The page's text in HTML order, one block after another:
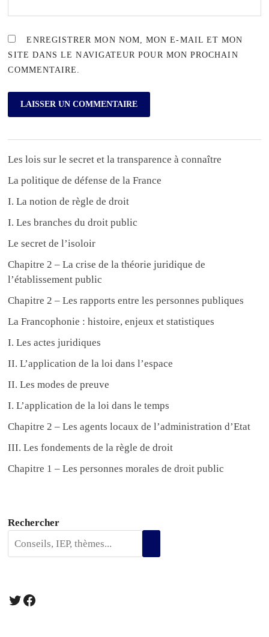
ENREGISTRER MON NOM, MON E-MAIL ET MON
SITE DANS LE NAVIGATEUR POUR MON PROCHAIN
COMMENTAIRE.
Les lois sur le secret et la transparence à connaître
La politique de défense de la France
I. La notion de règle de droit
I. Les branches du droit public
Le secret de l’isoloir
Chapitre 2 – La crise de la théorie juridique de
l’établissement public
Chapitre 2 – Les rapports entre les personnes publiques
La Francophonie : histoire, enjeux et statistiques
I. Les actes juridiques
II. L’application de la loi dans l’espace
II. Les modes de preuve
I. L’application de la loi dans le temps
Chapitre 2 – Les agents locaux de l’administration d’Etat
III. Les fondements de la règle de droit
Chapitre 1 – Les personnes morales de droit public
Rechercher
Twitter
Facebook